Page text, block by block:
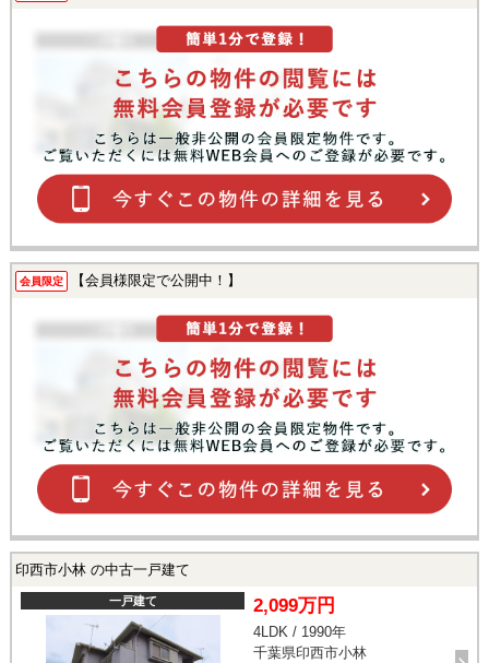
会員限定 【会員様限定で公開中！】
印西市小林 の中古一戸建て
一戸建て 2,099万円
4LDK / 1990年
千葉県印西市小林